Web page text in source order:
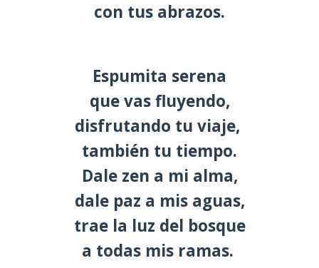
con tus abrazos.
Espumita serena
que vas fluyendo,
disfrutando tu viaje,
también tu tiempo.
Dale zen a mi alma,
dale paz a mis aguas,
trae la luz del bosque
a todas mis ramas.